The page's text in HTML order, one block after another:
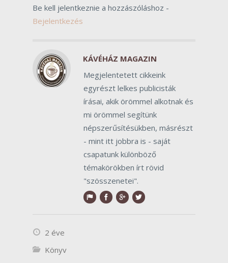
Be kell jelentkeznie a hozzászóláshoz -
Bejelentkezés
KÁVÉHÁZ MAGAZIN
Megjelentetett cikkeink
egyrészt lelkes publicisták
írásai, akik örömmel alkotnak és
mi örömmel segítünk
népszerűsítésükben, másrészt
- mint itt jobbra is - saját
csapatunk különböző
témakörökben írt rövid
"szösszenetei".
2 éve
Könyv